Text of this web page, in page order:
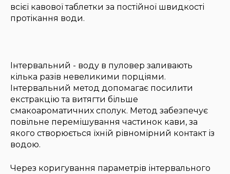
всієї кавової таблетки за постійної швидкості
протікання води.
Інтервальний - воду в пуловер заливають
кілька разів невеликими порціями.
Інтервальний метод допомагає посилити
екстракцію та витягти більше
смакоароматичних сполук. Метод забезпечує
повільне перемішування частинок кави, за
якого створюється їхній рівномірний контакт із
водою.
Через коригування параметрів інтервального